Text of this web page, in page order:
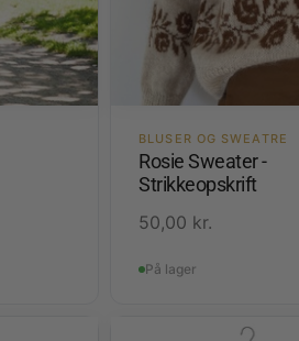
BLUSER OG SWEATRE
Rosie Sweater -
Strikkeopskrift
50,00 kr.
På lager